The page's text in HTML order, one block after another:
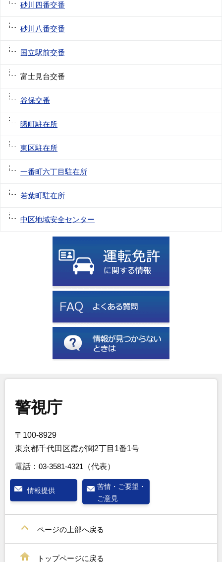
砂川四番交番
砂川八番交番
国立駅前交番
富士見台交番
谷保交番
曙町駐在所
東区駐在所
一番町六丁目駐在所
若葉町駐在所
中区地域安全センター
警視庁
〒100-8929
東京都千代田区霞が関2丁目1番1号
電話： 03-3581-4321 （代表）
情報提供
苦情・ご要望・
ご意見
ページの上部へ戻る
トップページに戻る